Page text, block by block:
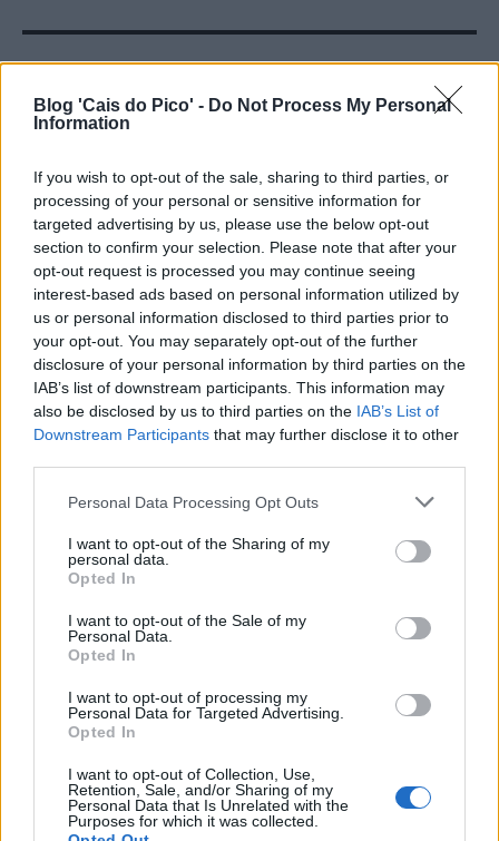
Blog 'Cais do Pico' - Do Not Process My Personal
Information
If you wish to opt-out of the sale, sharing to third parties, or
processing of your personal or sensitive information for
targeted advertising by us, please use the below opt-out
section to confirm your selection. Please note that after your
opt-out request is processed you may continue seeing
interest-based ads based on personal information utilized by
us or personal information disclosed to third parties prior to
your opt-out. You may separately opt-out of the further
disclosure of your personal information by third parties on the
IAB’s list of downstream participants. This information may
also be disclosed by us to third parties on the IAB’s List of
Downstream Participants that may further disclose it to other
Personal Data Processing Opt Outs
I want to opt-out of the Sharing of my
personal data.
Opted In
I want to opt-out of the Sale of my
Personal Data.
Opted In
I want to opt-out of processing my
Personal Data for Targeted Advertising.
Opted In
I want to opt-out of Collection, Use,
Retention, Sale, and/or Sharing of my
Personal Data that Is Unrelated with the
Purposes for which it was collected.
Ivo Sousa à(s)00:00
Partilhar